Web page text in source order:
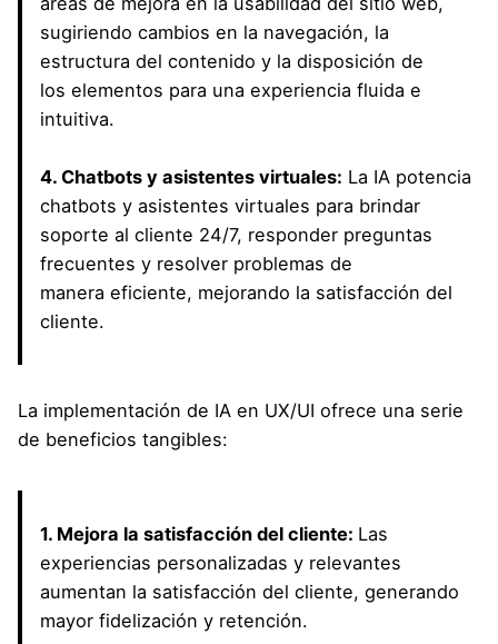
sugiriendo cambios en la navegación, la
estructura del contenido y la disposición de
los elementos para una experiencia fluida e
intuitiva.
4. Chatbots y asistentes virtuales: La IA potencia
chatbots y asistentes virtuales para brindar
soporte al cliente 24/7, responder preguntas
frecuentes y resolver problemas de
manera eficiente, mejorando la satisfacción del
cliente.
La implementación de IA en UX/UI ofrece una serie
de beneficios tangibles:
1. Mejora la satisfacción del cliente: Las
experiencias personalizadas y relevantes
aumentan la satisfacción del cliente, generando
mayor fidelización y retención.